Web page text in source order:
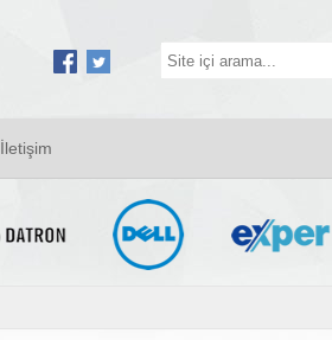
İletişim